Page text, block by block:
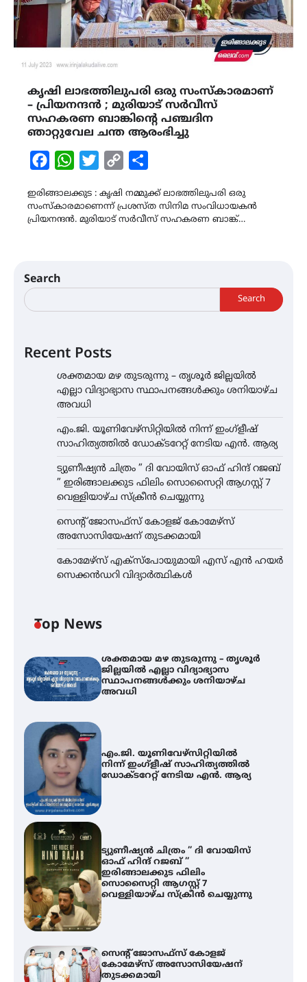
കൃഷി ലാഭത്തിലുപരി ഒരു സംസ്കാരമാണ്
– പ്രിയനന്ദൻ ; മുരിയാട് സർവീസ്
സഹകരണ ബാങ്കിന്‍റെ പഞ്ചദിന
ഞാറ്റുവേല ചന്ത ആരംഭിച്ചു
FacebookWhatsAppTwitterCopy
ഇരിങ്ങാലക്കുട : കൃഷി നമ്മുക്ക് ലാഭത്തിലുപരി ഒരു
സംസ്കാരമാണെന്ന് പ്രശസ്ത സിനിമ സംവിധായകൻ
പ്രിയനന്ദൻ. മുരിയാട് സർവീസ് സഹകരണ ബാങ്ക്…
Search
Search
Recent Posts
ശക്തമായ മഴ തുടരുന്നു – തൃശൂർ ജില്ലയിൽ
എല്ലാ വിദ്യാഭ്യാസ സ്ഥാപനങ്ങൾക്കും ശനിയാഴ്ച
അവധി
എം.ജി. യൂണിവേഴ്‌സിറ്റിയിൽ നിന്ന് ഇംഗ്ളീഷ്
സാഹിത്യത്തിൽ ഡോക്ടറേറ്റ് നേടിയ എൻ. ആര്യ
ട്യുണീഷ്യൻ ചിത്രം ” ദി വോയിസ് ഓഫ് ഹിന്ദ് റജബ്
” ഇരിങ്ങാലക്കുട ഫിലിം സൊസൈറ്റി ആഗസ്റ്റ് 7
വെള്ളിയാഴ്ച സ്‌ക്രീൻ ചെയ്യുന്നു
സെന്റ് ജോസഫ്സ് കോളജ് കോമേഴ്‌സ്
അസോസിയേഷന് തുടക്കമായി
കോമേഴ്സ് എക്സ്പോയുമായി എസ് എൻ ഹയർ
സെക്കൻഡറി വിദ്യാർത്ഥികൾ
Top News
ശക്തമായ മഴ തുടരുന്നു – തൃശൂർ
ജില്ലയിൽ എല്ലാ വിദ്യാഭ്യാസ
സ്ഥാപനങ്ങൾക്കും ശനിയാഴ്ച
അവധി
എം.ജി. യൂണിവേഴ്‌സിറ്റിയിൽ
നിന്ന് ഇംഗ്ളീഷ് സാഹിത്യത്തിൽ
ഡോക്ടറേറ്റ് നേടിയ എൻ. ആര്യ
ട്യുണീഷ്യൻ ചിത്രം ” ദി വോയിസ്
ഓഫ് ഹിന്ദ് റജബ് ”
ഇരിങ്ങാലക്കുട ഫിലിം
സൊസൈറ്റി ആഗസ്റ്റ് 7
വെള്ളിയാഴ്ച സ്‌ക്രീൻ ചെയ്യുന്നു
സെന്റ് ജോസഫ്സ് കോളജ്
കോമേഴ്‌സ് അസോസിയേഷന്
തുടക്കമായി